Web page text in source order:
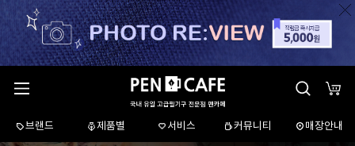
브랜드 제품별 서비스 커뮤니티 매장안내